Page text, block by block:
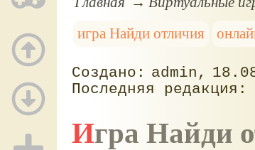
игра Найди отличия
admin
Игра Найди